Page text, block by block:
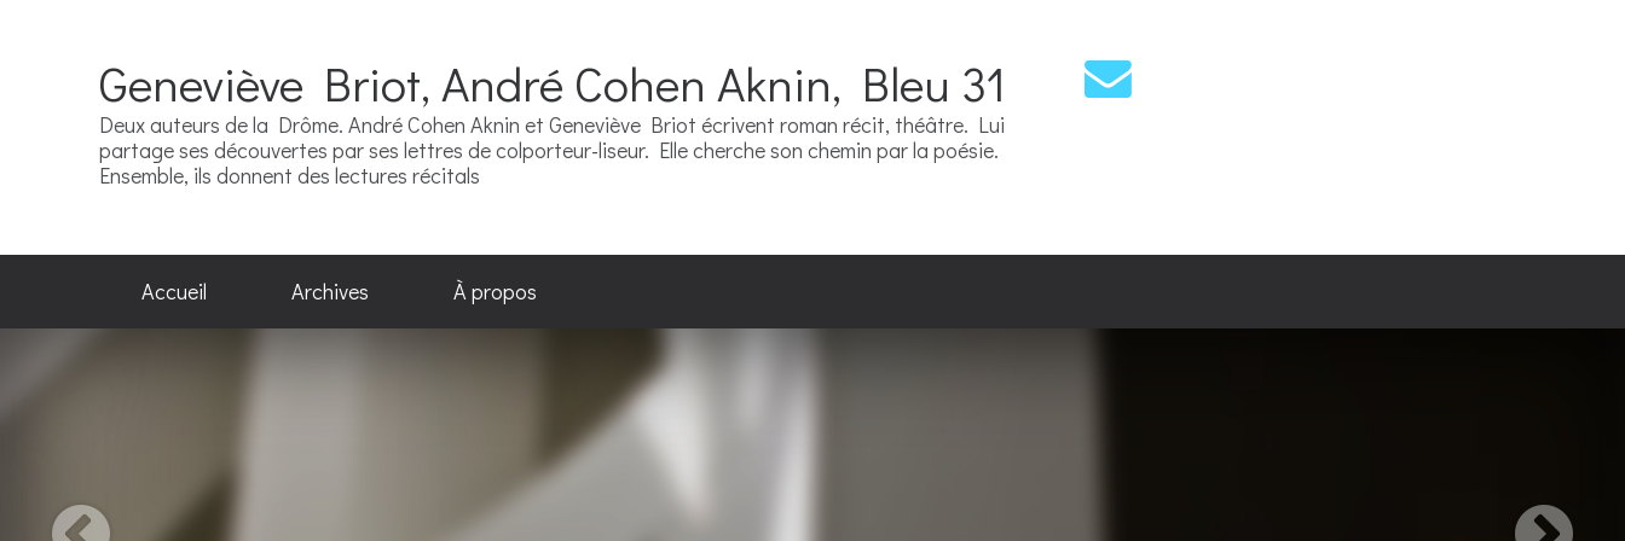
Geneviève Briot, André Cohen Aknin, Bleu 31
Deux auteurs de la Drôme. André Cohen Aknin et Geneviève Briot écrivent roman récit, théâtre. Lui
partage ses découvertes par ses lettres de colporteur-liseur. Elle cherche son chemin par la poésie.
Ensemble, ils donnent des lectures récitals
Accueil Archives À propos